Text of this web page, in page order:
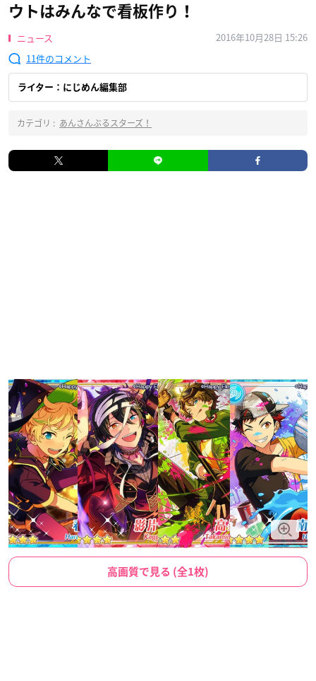
ウトはみんなで看板作り！
ニュース
2016年10月28日 15:26
11
ライター：にじめん編集部
カテゴリ : あんさんぶるスターズ！
高画質で見る (全1枚)